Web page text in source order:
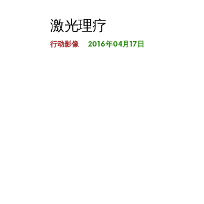
激光理疗
行动影像 2016年04月17日